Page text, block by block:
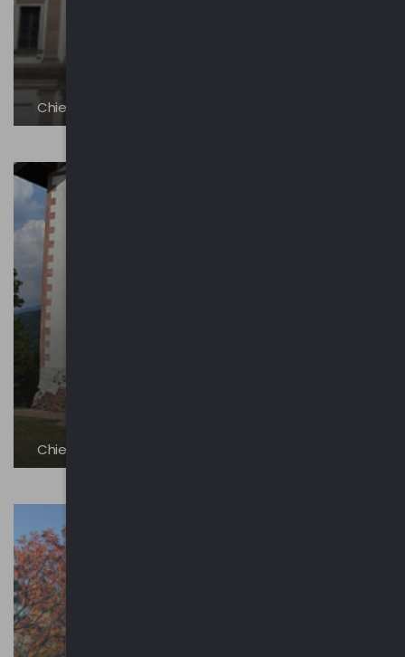
Chiesa di San Martino di Tours
Chiesetta di Santa Maria Nascente